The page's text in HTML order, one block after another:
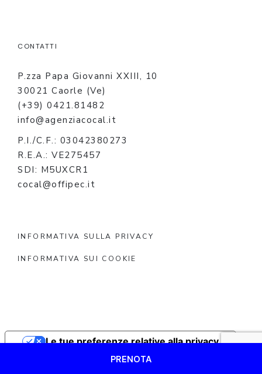
CONTATTI
P.zza Papa Giovanni XXIII, 10
30021 Caorle (Ve)
(+39) 0421.81482
info@agenziacocal.it
P.I./C.F.: 03042380273
R.E.A.: VE275457
SDI: M5UXCR1
cocal@offipec.it
INFORMATIVA SULLA PRIVACY
INFORMATIVA SUI COOKIE
PRENOTA
Informativa sulla raccolta
Le tue preferenze relative alla privacy